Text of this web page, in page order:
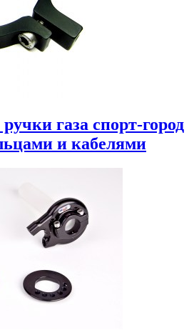
газа спорт-город
и кабелями